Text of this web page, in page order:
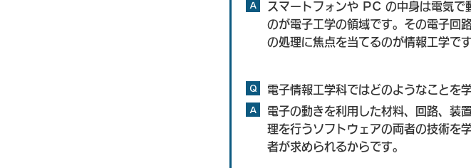
A
スマートフォンや PC の中身は電気で
のが電子工学の領域です。その電子回
の処理に焦点を当てるのが情報工学です
Q 電子情報工学科ではどのようなことを
A
電子の動きを利用した材料、回路、装
理を行うソフトウェアの両者の技術を
者が求められるからです。